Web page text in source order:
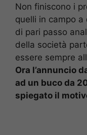
Non finiscono i
quelli in campo
di pari passo
della società
essere sempre
Ora l’annuncio
ad un buco da
spiegato il